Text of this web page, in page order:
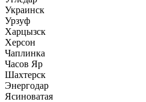
Украинск
Урзуф
Харцызск
Херсон
Чаплинка
Часов Яр
Шахтерск
Энергодар
Ясиноватая